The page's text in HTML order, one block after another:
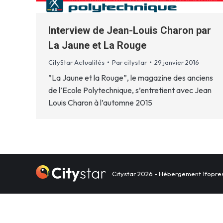
Interview de Jean-Louis Charon par
La Jaune et La Rouge
CityStar Actualités Par citystar 29 janvier 2016
”La Jaune et la Rouge”, le magazine des anciens
de l’Ecole Polytechnique, s’entretient avec Jean
Louis Charon à l’automne 2015
Citystar 2026 - Hébergement